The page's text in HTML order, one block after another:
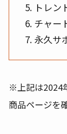
トレン
チャー
永久サ
※上記は2024
商品ページを